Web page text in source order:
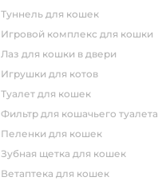
туннель для кошек
игровой комплекс для кошки
лаз для кошки в двери
игрушки для котов
туалет для кошек
фильтр для кошачьего туалета
пеленки для кошек
зубная щетка для кошек
ветаптека для кошек